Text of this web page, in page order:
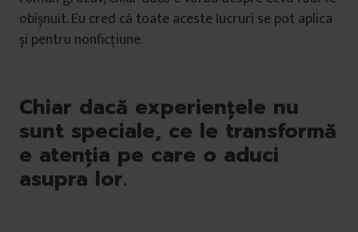
obișnuit. Eu cred că toate aceste lucruri se pot aplica
și pentru nonficțiune.
Chiar dacă experiențele nu
sunt speciale, ce le transformă
e atenția pe care o aduci
asupra lor.